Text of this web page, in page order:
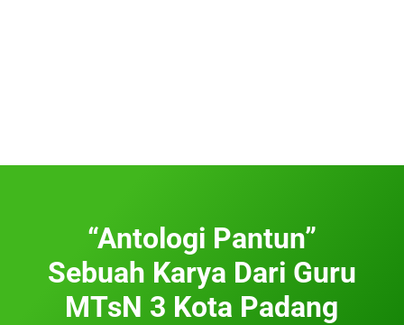
“Antologi Pantun”
Sebuah Karya Dari Guru
MTsN 3 Kota Padang